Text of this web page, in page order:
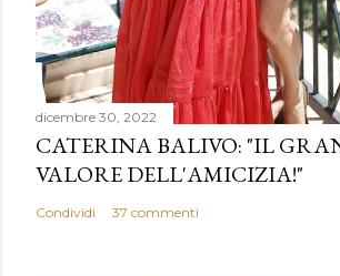
dicembre 30, 2022
CATERINA BALIVO: "IL
VALORE DELL'AMICIZIA!"
Condividi 37 commenti